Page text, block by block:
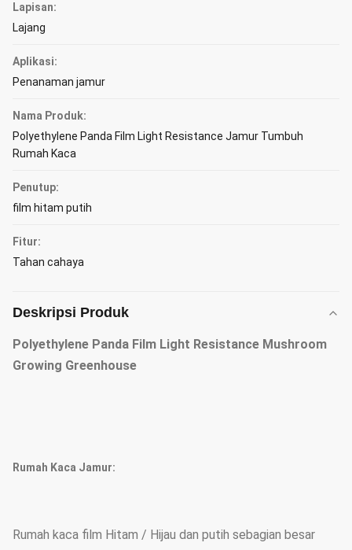
Lapisan:
Lajang
Aplikasi:
Penanaman jamur
Nama Produk:
Polyethylene Panda Film Light Resistance Jamur Tumbuh
Rumah Kaca
Penutup:
film hitam putih
Fitur:
Tahan cahaya
Deskripsi Produk
Polyethylene Panda Film Light Resistance Mushroom
Growing Greenhouse
Rumah Kaca Jamur:
Rumah kaca film Hitam / Hijau dan putih sebagian besar